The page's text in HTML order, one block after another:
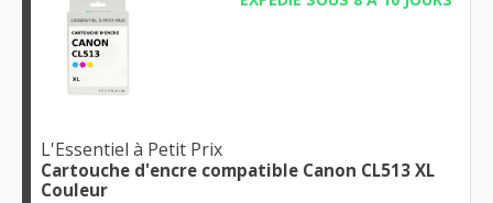
L'Essentiel à Petit Prix
Cartouche d'encre compatible Canon CL513 XL
Couleur